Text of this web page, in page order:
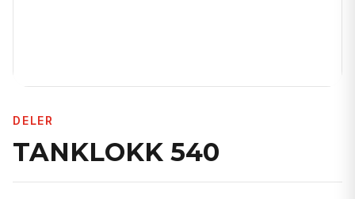
DELER
TANKLOKK 540